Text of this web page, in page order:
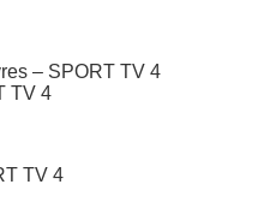
– SPORT TV 4
TV 4
TV 4